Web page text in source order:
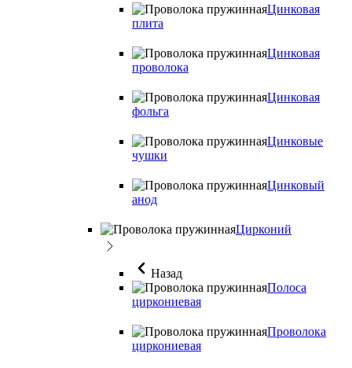
Цинковая
плита
Цинковая
проволока
Цинковая
фольга
Цинковые
чушки
Цинковый
анод
Цирконий
Назад
Полоса
циркониевая
Проволока
циркониевая